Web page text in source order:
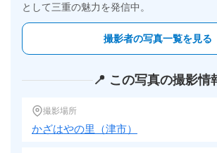
として三重の魅力を発信中。
撮影者の写真一覧を見る
📍 この写真の撮影情
撮影場所
かざはやの里（津市）